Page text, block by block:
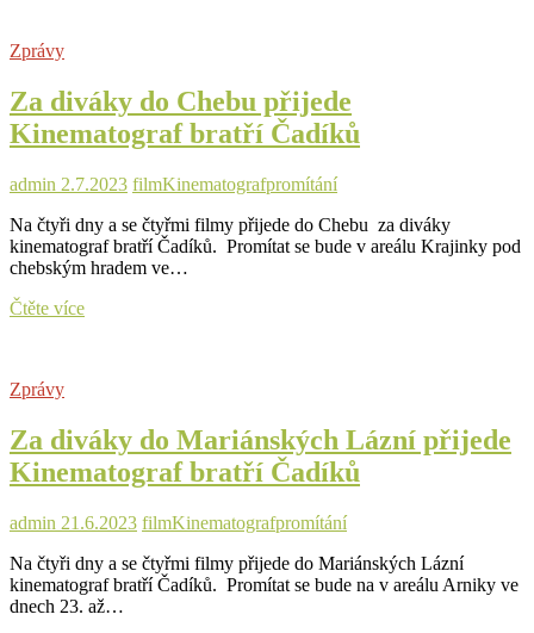
Zprávy
Za diváky do Chebu přijede
Kinematograf bratří Čadíků
admin 2.7.2023 filmKinematografpromítání
Na čtyři dny a se čtyřmi filmy přijede do Chebu za diváky
kinematograf bratří Čadíků. Promítat se bude v areálu Krajinky pod
chebským hradem ve…
Čtěte víceZa
bratří
Čadíků
Zprávy
Za diváky do Mariánských Lázní přijede
Kinematograf bratří Čadíků
admin 21.6.2023 filmKinematografpromítání
Na čtyři dny a se čtyřmi filmy přijede do Mariánských Lázní
kinematograf bratří Čadíků. Promítat se bude na v areálu Arniky ve
dnech 23. až…